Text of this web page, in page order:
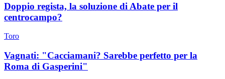
Doppio regista, la soluzione di Abate per il
centrocampo?
Toro
Vagnati: "Cacciamani? Sarebbe perfetto per la
Roma di Gasperini"